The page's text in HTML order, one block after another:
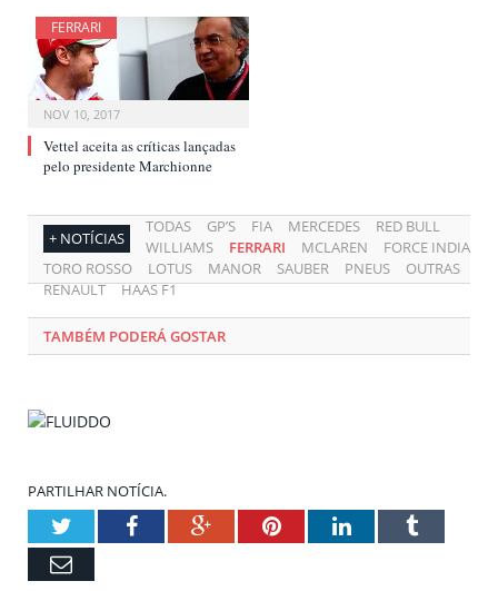
FERRARI
NOV 10, 2017
Vettel aceita as críticas lançadas
pelo presidente Marchionne
+ NOTÍCIAS
TODAS GP’S FIA MERCEDES
RED BULL
WILLIAMS
FERRARI MCLAREN
FORCE INDIA
TORO ROSSO
LOTUS MANOR SAUBER PNEUS
OUTRAS
RENAULT
HAAS F1
TAMBÉM PODERÁ GOSTAR
PARTILHAR NOTÍCIA.
TwitterFacebookGoogle+PinterestLinkedInTumblr
Email